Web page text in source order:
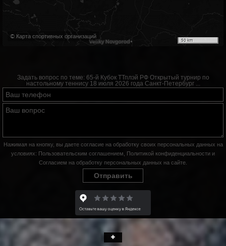
© Карта спортивных организаций
50 km
Задать вопрос по теме: 65-й Кубок ТТплэй РФ Открытый турнир по
настольному теннису 18 июля 2026 года Санкт-Петербург ...
Нажимая на кнопку, вы даете согласие на обработку своих персональных данных на
условиях: Пользовательским соглашением Политикой конфиденциальности и
Согласием на обработку персональных данных на сайте
Отправить